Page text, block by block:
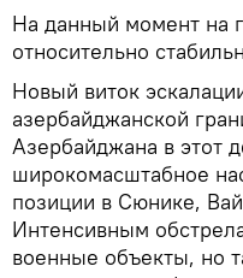
На данный момент на
относительно
Новый виток
азербайджанской
Азербайджана в этот
широкомасштабное
позиции в Сюнике,
Интенсивным
военные объекты, но